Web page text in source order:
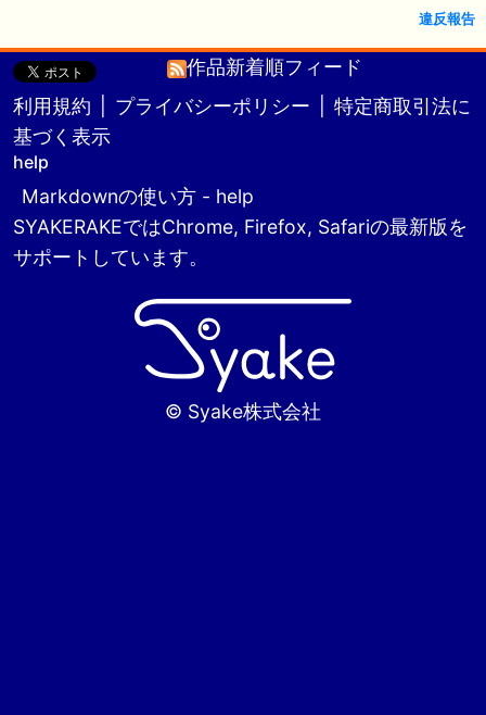
違反報告
作品新着順フィード
利用規約
プライバシーポリシー
特定商取引法に
基づく表示
help
Markdownの使い方 - help
SYAKERAKEではChrome, Firefox, Safariの最新版を
サポートしています。
© Syake株式会社